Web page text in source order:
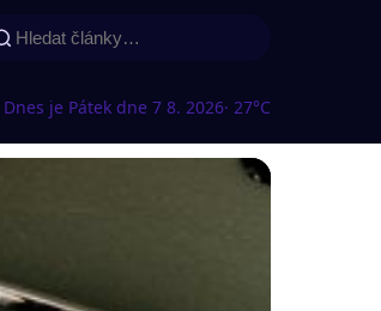
Dnes je Pátek dne 7 8. 2026· 27°C